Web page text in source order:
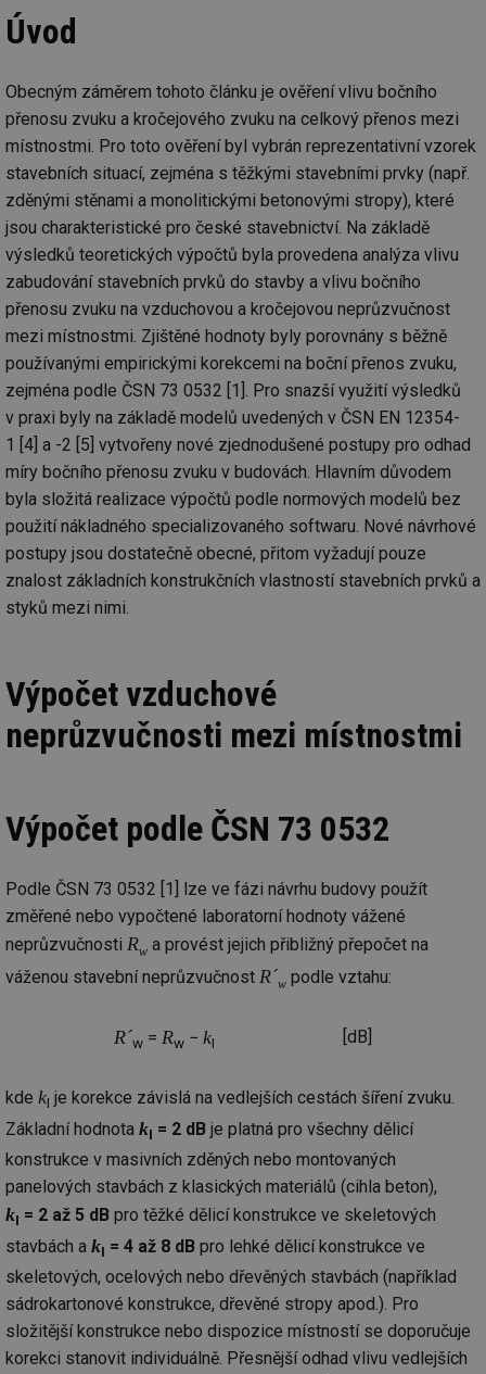
Úvod
Obecným záměrem tohoto článku je ověření vlivu bočního
přenosu zvuku a kročejového zvuku na celkový přenos mezi
místnostmi. Pro toto ověření byl vybrán reprezentativní vzorek
stavebních situací, zejména s těžkými stavebními prvky (např.
zděnými stěnami a monolitickými betonovými stropy), které
jsou charakteristické pro české stavebnictví. Na základě
výsledků teoretických výpočtů byla provedena analýza vlivu
zabudování stavebních prvků do stavby a vlivu bočního
přenosu zvuku na vzduchovou a kročejovou neprůzvučnost
mezi místnostmi. Zjištěné hodnoty byly porovnány s běžně
používanými empirickými korekcemi na boční přenos zvuku,
zejména podle ČSN 73 0532 [1]. Pro snazší využití výsledků
v praxi byly na základě modelů uvedených v ČSN EN 12354-
1 [4] a -2 [5] vytvořeny nové zjednodušené postupy pro odhad
míry bočního přenosu zvuku v budovách. Hlavním důvodem
byla složitá realizace výpočtů podle normových modelů bez
použití nákladného specializovaného softwaru. Nové návrhové
postupy jsou dostatečně obecné, přitom vyžadují pouze
znalost základních konstrukčních vlastností stavebních prvků a
styků mezi nimi.
Výpočet vzduchové
neprůzvučnosti mezi místnostmi
Výpočet podle ČSN 73 0532
Podle ČSN 73 0532 [1] lze ve fázi návrhu budovy použít
změřené nebo vypočtené laboratorní hodnoty vážené
neprůzvučnosti Rw a provést jejich přibližný přepočet na
váženou stavební neprůzvučnost R´w podle vztahu:
R´w = Rw − kI [dB]
kde kI je korekce závislá na vedlejších cestách šíření zvuku.
Základní hodnota kI = 2 dB je platná pro všechny dělicí
konstrukce v masivních zděných nebo montovaných
panelových stavbách z klasických materiálů (cihla beton),
kI = 2 až 5 dB pro těžké dělicí konstrukce ve skeletových
stavbách a kI = 4 až 8 dB pro lehké dělicí konstrukce ve
skeletových, ocelových nebo dřevěných stavbách (například
sádrokartonové konstrukce, dřevěné stropy apod.). Pro
složitější konstrukce nebo dispozice místností se doporučuje
korekci stanovit individuálně. Přesnější odhad vlivu vedlejších